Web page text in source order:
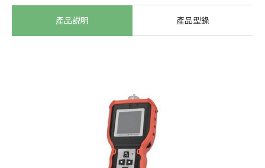
產品説明 產品型錄